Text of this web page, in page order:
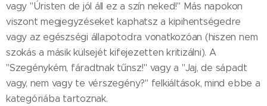
vagy "Úristen de jól áll ez a szín neked!" Más napokon
viszont megjegyzéseket kaphatsz a kipihentségedre
vagy az egészségi állapotodra vonatkozóan (hiszen nem
szokás a másik külsejét kifejezetten kritizálni). A
"Szegénykém, fáradtnak tűnsz!" vagy a "Jaj, de sápadt
vagy, nem vagy te vérszegény?" felkiáltások, mind ebbe a
kategóriába tartoznak.